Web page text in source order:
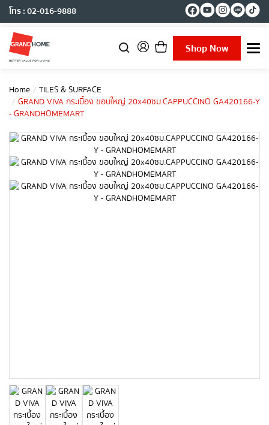
โทร : 02-016-9888
Shop Now
T
a
v
i
g
a
t
Home
TILES & SURFACE
GRAND VIVA กระเบื้อง ขอบใหญ่ 20x40ซม.CAPPUCCINO GA420166-Y
- GRANDHOMEMART